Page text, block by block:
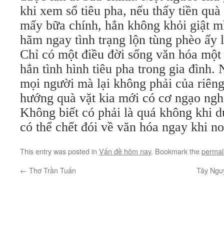
khi xem sổ tiêu pha, nếu thấy tiền
mấy bữa chính, hẳn không khỏi giật
hãm ngay tình trạng lộn tùng phèo ấy
Chỉ có một điều đời sống văn hóa
hẳn tình hình tiêu pha trong gia đình.
mọi người mà lại không phải của
hướng quà vặt kia mới có cơ ngạo
Không biết có phải là quá không khi
có thể chết đói về văn hóa ngay khi
This entry was posted in Vấn đề hôm nay. Bookmark the
← Thơ Trần Tuấn Tây